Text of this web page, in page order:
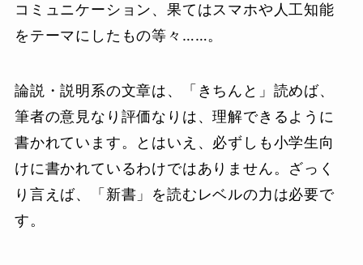
コミュニケーション、果てはスマホや人工知能
をテーマにしたもの等々……。
論説・説明系の文章は、「きちんと」読めば、
筆者の意見なり評価なりは、理解できるように
書かれています。とはいえ、必ずしも小学生向
けに書かれているわけではありません。ざっく
り言えば、「新書」を読むレベルの力は必要で
す。